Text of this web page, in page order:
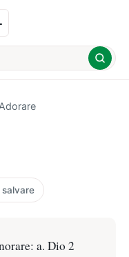
Adorare
a. Dio 2